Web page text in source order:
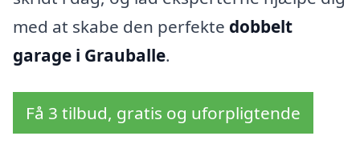
med at skabe den perfekte dobbelt
garage i Grauballe.
Få 3 tilbud, gratis og uforpligtende